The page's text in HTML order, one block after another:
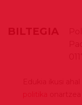
BILTEGIA
politika